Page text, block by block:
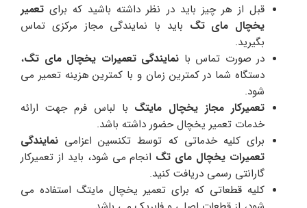
قبل از هر چیز باید در نظر داشته باشید که برایتعمیر
یخچال مای تگ باید با نمایندگی مجاز مرکزی تماس
بگیرید.
در صورت تماس با نمایندگی تعمیرات یخچال مای تگ،
دستگاه شما در کمترین زمان و با کمترین هزینه تعمیر می
شود.
تعمیرکار مجاز یخچال مایتگ با لباس فرم جهت ارائه
خدمات تعمیر یخچال حضور داشته باشد.
برای کلیه خدماتی که توسط تکنسین اعزامی نمایندگی
تعمیرات یخچال مای تگ انجام می شود، باید از تعمیرکار
گارانتی رسمی دریافت کنید.
کلیه قطعاتی که برای تعمیر یخچال مایتگ استفاده می